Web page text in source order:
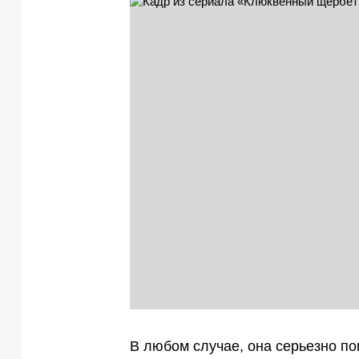
В любом случае, она серьезно